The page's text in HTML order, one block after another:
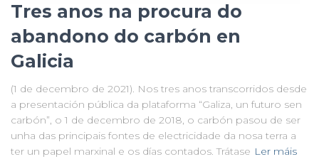
Tres anos na procura do
abandono do carbón en
Galicia
(1 de decembro de 2021). Nos tres anos transcorridos desde
a presentación pública da plataforma “Galiza, un futuro sen
carbón”, o 1 de decembro de 2018, o carbón pasou de ser
unha das principais fontes de electricidade da nosa terra a
ter un papel marxinal e os días contados. Trátase Ler máis